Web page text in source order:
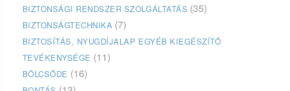
BIZTONSÁGI RENDSZER SZOLGÁLTATÁS (35)
BIZTONSÁGTECHNIKA (7)
BIZTOSÍTÁS, NYUGDÍJALAP EGYÉB KIEGÉSZÍTŐ
TEVÉKENYSÉGE (11)
BÖLCSŐDE (16)